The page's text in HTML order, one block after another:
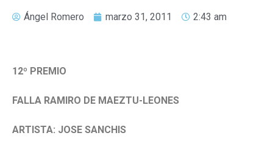
Ángel Romero marzo 31, 2011 2:43 am
12º PREMIO
FALLA RAMIRO DE MAEZTU-LEONES
ARTISTA: JOSE SANCHIS